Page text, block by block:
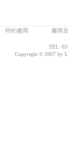
特約廠商 廠商
TEL:
Copyright © 2007 by